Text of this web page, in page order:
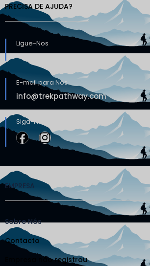
PRECISA DE AJUDA?
Ligue-Nos
+9779851013072
E-mail para Nós
info@trekpathway.com
Siga-Nos
EMPRESA
Sobre Nós
Contacto
Empresa não registrou